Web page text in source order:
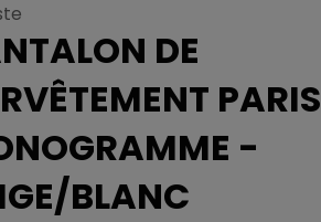
DE
PARIS
-
BLANC